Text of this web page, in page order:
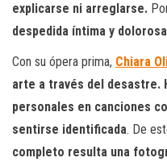
explicarse ni arreglarse.
despedida íntima y
Con su ópera prima, Chiara
arte a través del desastre.
personales en canciones
sentirse identificada. De
completo resulta una